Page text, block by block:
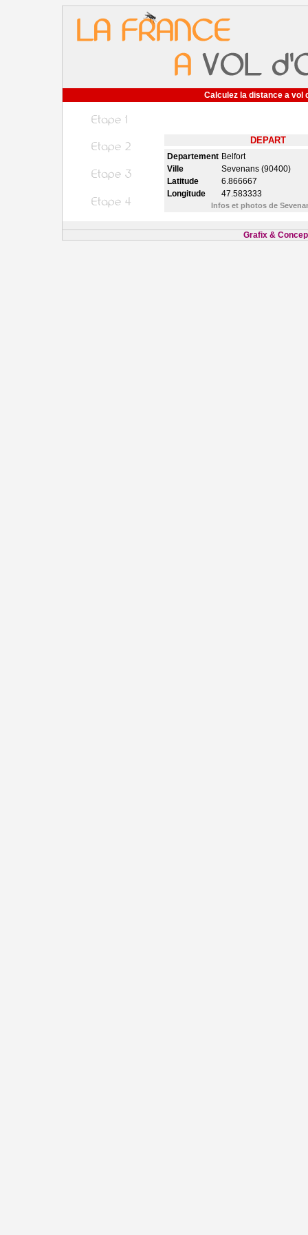
Calculez la distance a vol
DEPART
Departement Belfort
Ville
Sevenans (90400)
Latitude
6.866667
Longitude
47.583333
Infos et photos de
Grafix &